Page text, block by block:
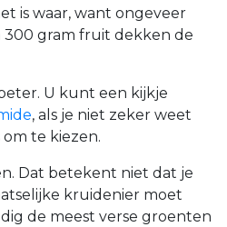
is waar, want ongeveer
gram fruit dekken de
U kunt een kijkje
, als je niet zeker weet
te kiezen.
Dat betekent niet dat je
kruidenier moet
de meest verse groenten